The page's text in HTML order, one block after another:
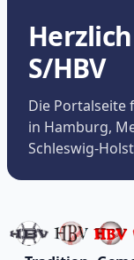
S/HBV
Die Portalseite
in Hamburg,
Schleswig-